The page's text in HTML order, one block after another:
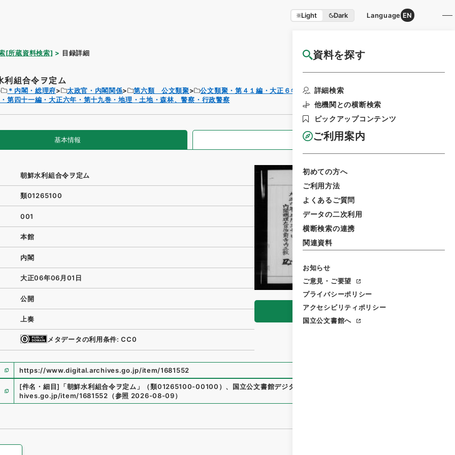
Light Dark Language EN
資料を探す
詳細検索
他機関との横断検索
ピックアップコンテンツ
ご利用案内
初めての方へ
ご利用方法
よくあるご質問
データの二次利用
横断検索の連携
関連資料
お知らせ
ご意見・ご要望
プライバシーポリシー
アクセシビリティポリシー
国立公文書館へ
[所蔵資料検索] 目録詳細 国立公文書館HP利用案内
利組合令ヲ定ム
＊内閣・総理府 太政官・内閣関係 第六類 公文類聚
公文類聚・第４１編・大正６年
第四十一編・大正六年・第十九巻・地理・土地・森林、警察・行政警察
基本情報 全ての情報
閲覧
朝鮮水利組合令ヲ定ム
類01265100
001
本館
内閣
大正06年06月01日
公開
上奏
メタデータの利用条件: CC0
https://www.digital.archives.go.jp/item/1681552
[件名・細目] 「朝鮮水利組合令ヲ定ム 」 （類01265100-00100 ） 、 国立公文書館デジタルアーカイブ
hives.go.jp/item/1681552 （参照 2026-08-09）